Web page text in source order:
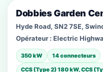
Dobbies Garden
Hyde Road, SN2 7SE,
Opérateur : Electric
350 kW
14 connecteurs
CCS (Type 2) 180 kW, CCS